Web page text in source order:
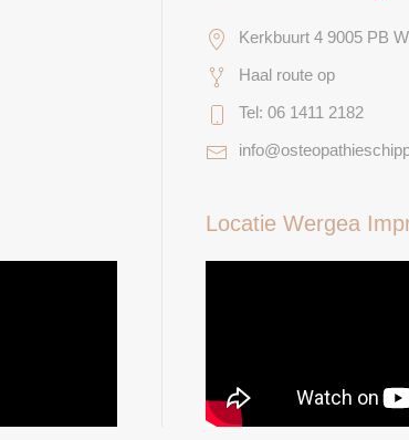
Kerkbuurt 4 9005 PB
Haal route op
Tel: 06 1411 2182
Locatie Wergea